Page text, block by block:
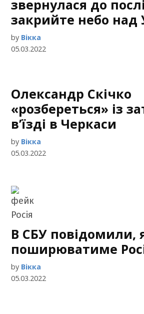
звернулася до
закрийте небо над
by Вікка
05.03.2022
Олександр Скічко
«розбереться» із
в’їзді в Черкаси
by Вікка
05.03.2022
В СБУ повідомили,
поширюватиме
by Вікка
05.03.2022